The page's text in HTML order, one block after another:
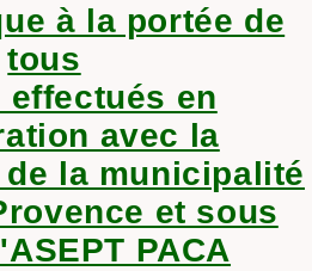
à la portée de
tous
en
avec la
de la municipalité
et sous
PACA